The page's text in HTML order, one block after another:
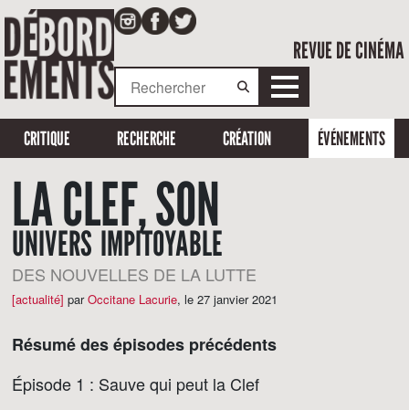
REVUE DE CINÉMA
CRITIQUE RECHERCHE CRÉATION ÉVÉNEMENTS
LA CLEF, SON
UNIVERS IMPITOYABLE
DES NOUVELLES DE LA LUTTE
[actualité] parOccitane Lacurie, le 27 janvier 2021
Résumé des épisodes précédents
Épisode 1 : Sauve qui peut la Clef